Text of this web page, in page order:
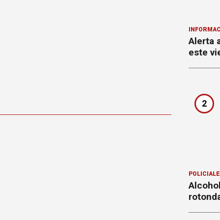
Alerta
este
2